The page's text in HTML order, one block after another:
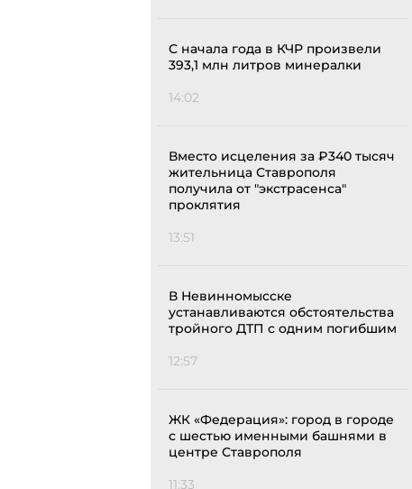
С начала года в КЧР произвели
393,1 млн литров минералки
14:02
Вместо исцеления за ₽340 тысяч
жительница Ставрополя
получила от "экстрасенса"
проклятия
13:51
В Невинномысске
устанавливаются обстоятельства
тройного ДТП с одним погибшим
12:57
ЖК «Федерация»: город в городе
с шестью именными башнями в
центре Ставрополя
11:33